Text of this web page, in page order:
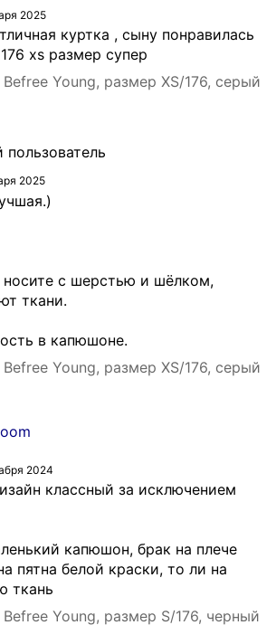
2025
куртка , сыну понравилась
xs размер супер
Young, размер XS/176, серый
2025
носите с шерстью и шёлком,
ткани.
в капюшоне.
Young, размер XS/176, серый
2024
классный за исключением
капюшон, брак на плече
пятна белой краски, то ли на
ткань
Young, размер S/176, черный